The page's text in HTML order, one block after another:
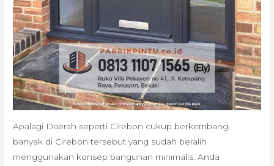
Apalagi Daerah seperti Cirebon cukup berkembang,
banyak di Cirebon tersebut yang sudah beralih
menggunakan konsep bangunan minimalis. Anda